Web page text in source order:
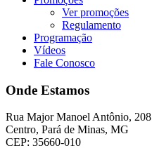
Ver promoções
Regulamento
Programação
Vídeos
Fale Conosco
Onde Estamos
Rua Major Manoel Antônio, 208
Centro, Pará de Minas, MG
CEP: 35660-010